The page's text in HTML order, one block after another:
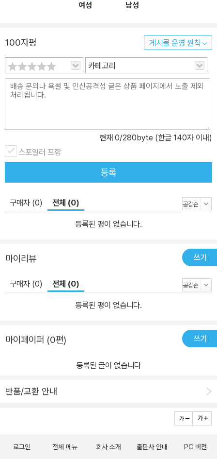
여성
남성
100자평 게시물 운영 원칙
카테고리
현재 0/280byte (한글 140자 이내)
스포일러 포함
등록
구매자 (0) 전체 (0)
등록된 평이 없습니다.
마이리뷰 쓰기
구매자 (0) 전체 (0)
등록된 평이 없습니다.
마이페이퍼 (0편) 쓰기
등록된 글이 없습니다
반품/교환 안내
로그인 전체 메뉴 회사 소개 출판사 안내 PC 버전